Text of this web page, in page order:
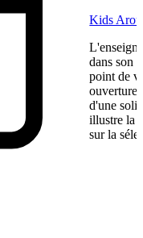
Kids
dans son
point de
ouverture,
d'une
illustre la
sur la